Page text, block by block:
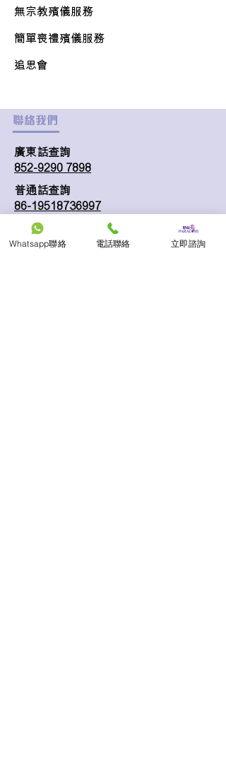
無宗教殯儀服務
簡單喪禮殯儀服務
追思會
聯絡我們
廣東話查詢
852-9290 7898
普通話查詢
86-19518736997
English Service
852-9290 6226
Whatsapp聯絡 電話聯絡 立即諮詢